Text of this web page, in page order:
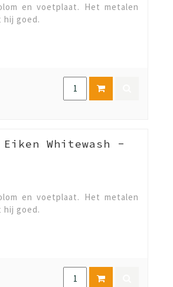
en voetplaat. Het metalen
hij goed.
Whitewash -
en voetplaat. Het metalen
hij goed.